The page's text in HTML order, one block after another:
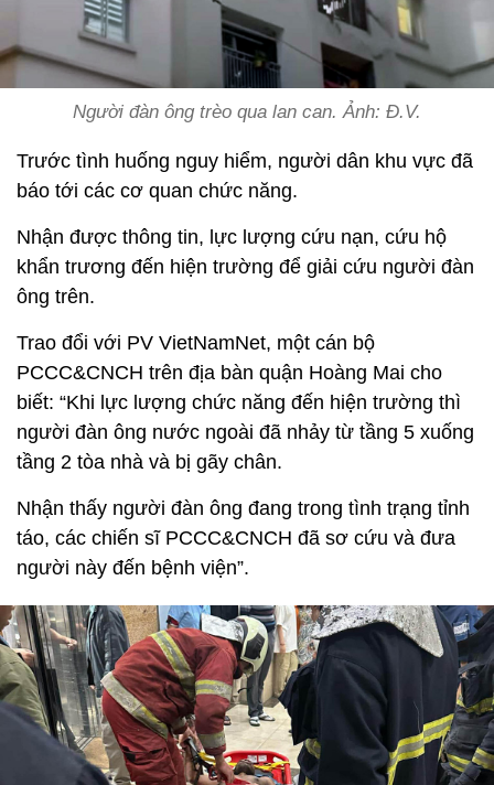
Người đàn ông trèo qua lan can. Ảnh: Đ.V.
Trước tình huống nguy hiểm, người dân khu vực đã
báo tới các cơ quan chức năng.
Nhận được thông tin, lực lượng cứu nạn, cứu hộ
khẩn trương đến hiện trường để giải cứu người đàn
ông trên.
Trao đổi với PV VietNamNet, một cán bộ
PCCC&CNCH trên địa bàn quận Hoàng Mai cho
biết: “Khi lực lượng chức năng đến hiện trường thì
người đàn ông nước ngoài đã nhảy từ tầng 5 xuống
tầng 2 tòa nhà và bị gãy chân.
Nhận thấy người đàn ông đang trong tình trạng tỉnh
táo, các chiến sĩ PCCC&CNCH đã sơ cứu và đưa
người này đến bệnh viện”.